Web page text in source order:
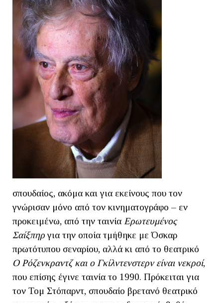
σπουδαίος, ακόμα και για εκείνους που τον
γνώρισαν μόνο από τον κινηματογράφο – εν
προκειμένω, από την ταινία Ερωτευμένος
Σαίξπηργια την οποία τμήθηκε με Όσκαρ
πρωτότυπου σεναρίου, αλλά κι από το θεατρικό
Ο Ρόζενκραντζ και ο Γκίλντενστερν είναι νεκροί,
που επίσης έγινε ταινία το 1990. Πρόκειται για
τον Τομ Στόπαρντ, σπουδαίο βρετανό θεατρικό